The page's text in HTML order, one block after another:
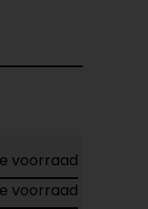
voorraad
voorraad